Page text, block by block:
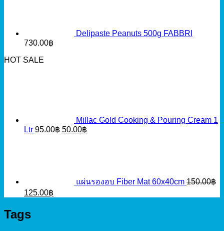
Delipaste Peanuts 500g FABBRI
730.00฿
HOT SALE
Millac Gold Cooking & Pouring Cream 1
Ltr 95.00฿ Original
50.00฿
แผ่นรองอบ Fiber Mat 60x40cm 150.00฿
Original
150.00฿.
125.00฿
Tags